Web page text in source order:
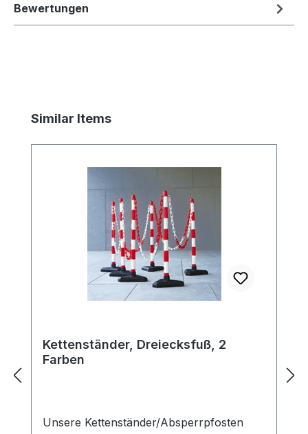
Bewertungen
Produktgalerie überspringen
Similar Items
Kettenständer, Dreiecksfuß, 2
Farben
Unsere Kettenständer/Absperrpfosten